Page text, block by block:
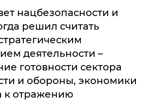
нацбезопасности и
решил считать
деятельности –
готовности сектора
и обороны, экономики
к отражению